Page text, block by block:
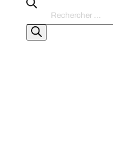
Recherche
de
produits